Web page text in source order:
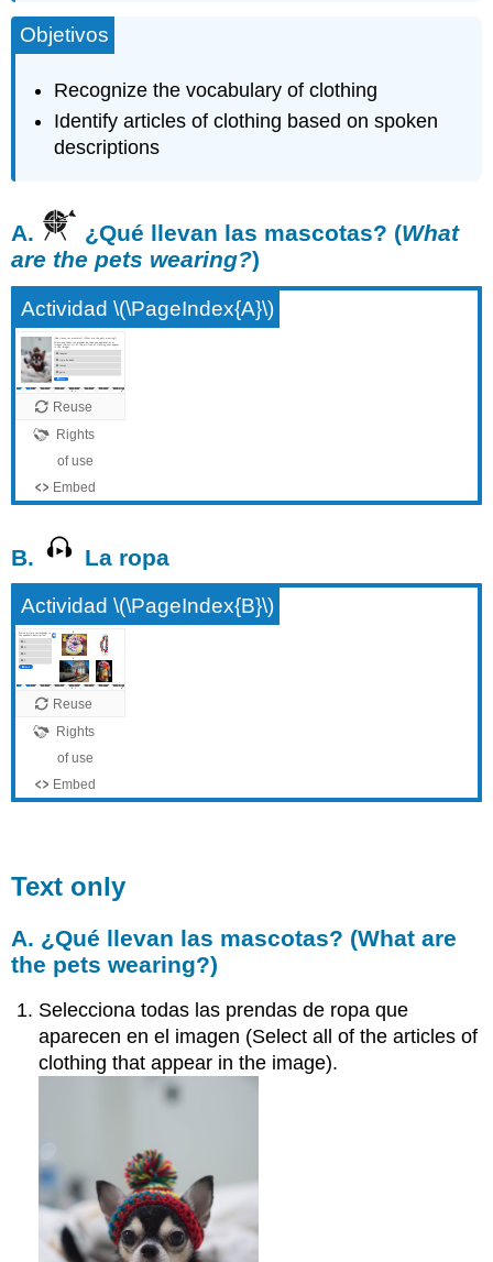
Objetivos
Recognize the vocabulary of clothing
Identify articles of clothing based on spoken
descriptions
A. ¿Qué llevan las mascotas? (What
are the pets wearing?)
Actividad \(\PageIndex{A}\)
B. La ropa
Actividad \(\PageIndex{B}\)
Text only
A. ¿Qué llevan las mascotas? (What are
the pets wearing?)
Selecciona todas las prendas de ropa que
aparecen en el imagen (Select all of the articles of
clothing that appear in the image).